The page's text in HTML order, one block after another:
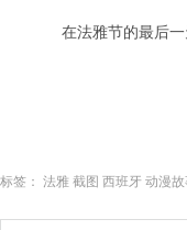
在法雅节的最后一
标签： 法雅 截图 西班牙 动漫